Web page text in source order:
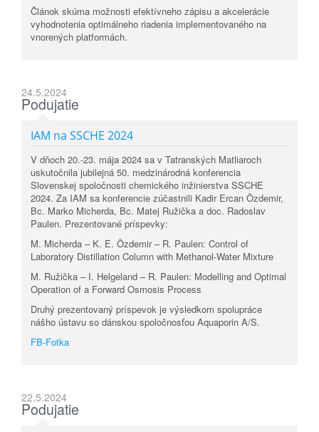
Článok skúma možnosti efektívneho zápisu a akcelerácie
vyhodnotenia optimálneho riadenia implementovaného na
vnorených platformách.
24.5.2024
Podujatie
IAM na SSCHE 2024
V dňoch 20.-23. mája 2024 sa v Tatranských Matliaroch
uskutočnila jubilejná 50. medzinárodná konferencia
Slovenskej spoločnosti chemického inžinierstva SSCHE
2024. Za IAM sa konferencie zúčastnili Kadir Ercan Özdemir,
Bc. Marko Micherda, Bc. Matej Ružička a doc. Radoslav
Paulen. Prezentované príspevky:
M. Micherda – K. E. Özdemir – R. Paulen: Control of
Laboratory Distillation Column with Methanol-Water Mixture
M. Ružička – I. Helgeland – R. Paulen: Modelling and Optimal
Operation of a Forward Osmosis Process
Druhý prezentovaný príspevok je výsledkom spolupráce
nášho ústavu so dánskou spoločnosťou Aquaporin A/S.
FB-Fotka
22.5.2024
Podujatie